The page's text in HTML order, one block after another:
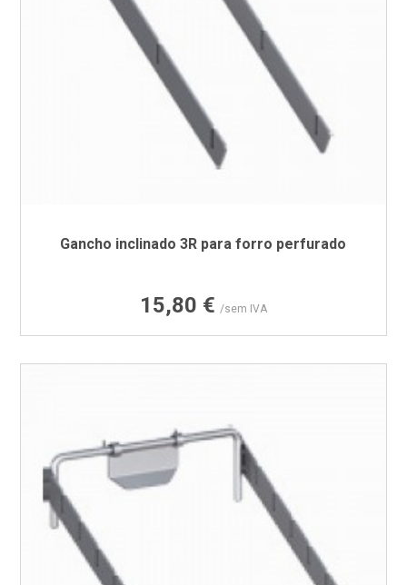
Gancho inclinado 3R para forro perfurado
Preço
15,80 € /sem IVA